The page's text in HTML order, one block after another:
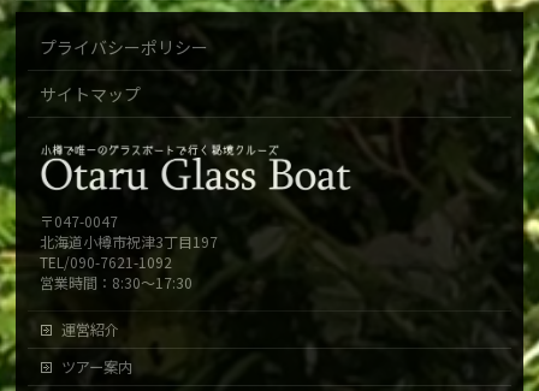
プライバシーポリシー
サイトマップ
〒047-0047
北海道小樽市祝津3丁目197
TEL/090-7621-1092
営業時間：8:30～17:30
運営紹介
ツアー案内